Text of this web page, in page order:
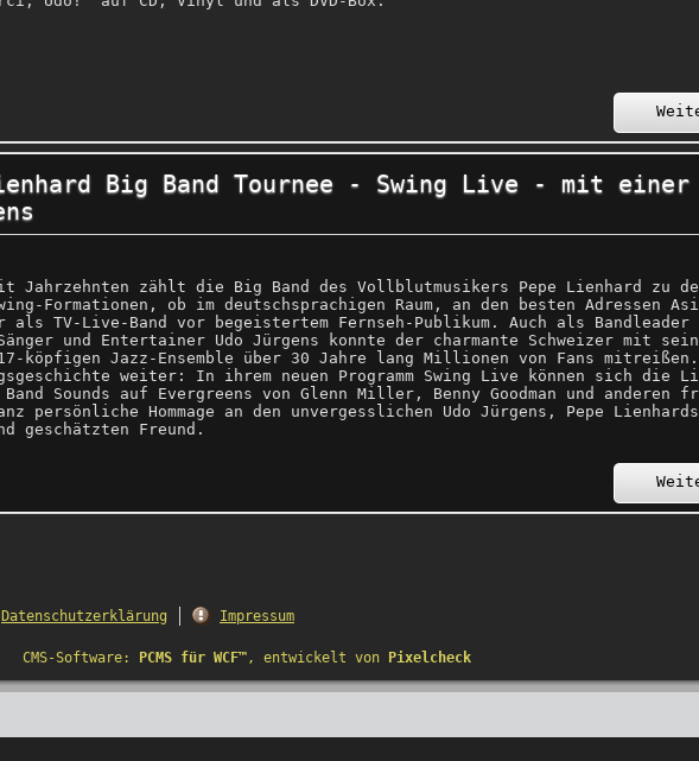
Big Band Tournee - Swing Live - mit einer
Jahrzehnten zählt die Big Band des Vollblutmusikers Pepe Lienhard zu
Formationen, ob im deutschsprachigen Raum, an den besten Adressen
als TV-Live-Band vor begeistertem Fernseh-Publikum. Auch als Bandleader
und Entertainer Udo Jürgens konnte der charmante Schweizer mit
köpfigen Jazz-Ensemble über 30 Jahre lang Millionen von Fans mitreißen.
weiter: In ihrem neuen Programm Swing Live können sich die
Sounds auf Evergreens von Glenn Miller, Benny Goodman und anderen
persönliche Hommage an den unvergesslichen Udo Jürgens, Pepe Lienhards
geschätzten Freund.
Datenschutzerklärung Impressum
CMS-Software: PCMS für WCF™, entwickelt von Pixelcheck